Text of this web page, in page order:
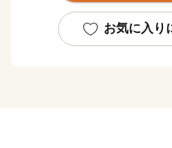
★ABCテレビのニュース情報番
の地酒 『長寿金亀』 が紹介さ
お気に入り